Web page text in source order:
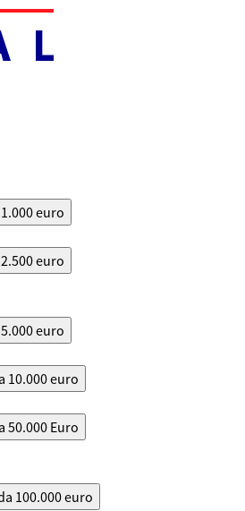
euro
euro
euro
10.000 euro
50.000 Euro
100.000 euro